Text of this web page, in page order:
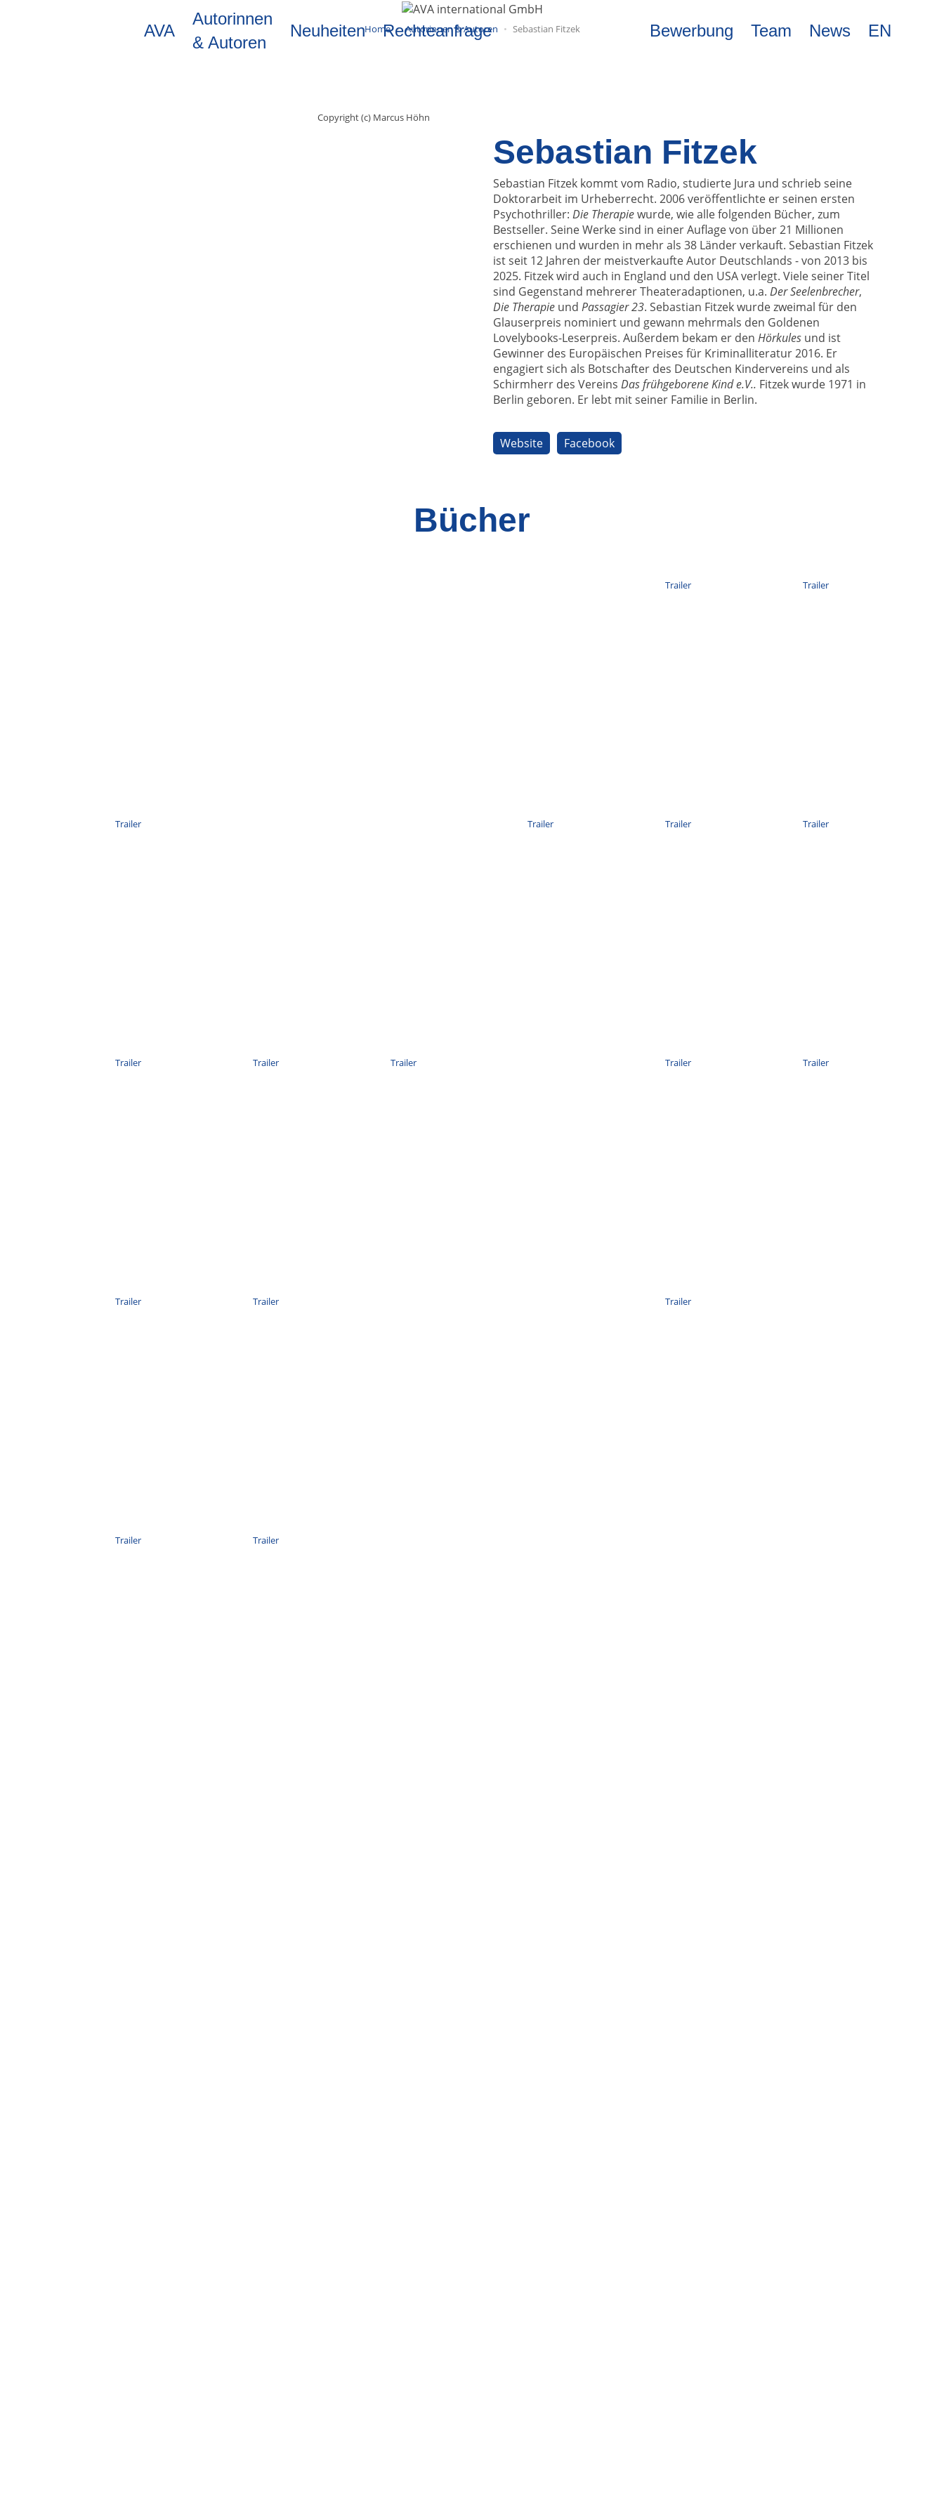
AVA
Autorinnen
& Autoren
Neuheiten Rechteanfrage Bewerbung Team News EN
Home Autorinnen & Autoren Sebastian Fitzek
Copyright (c) Marcus Höhn
Sebastian Fitzek
Sebastian Fitzek kommt vom Radio, studierte Jura und schrieb seine
Doktorarbeit im Urheberrecht. 2006 veröffentlichte er seinen ersten
Psychothriller: Die Therapiewurde, wie alle folgenden Bücher, zum
Bestseller. Seine Werke sind in einer Auflage von über 21 Millionen
erschienen und wurden in mehr als 38 Länder verkauft. Sebastian Fitzek
ist seit 12 Jahren der meistverkaufte Autor Deutschlands - von 2013 bis
2025. Fitzek wird auch in England und den USA verlegt. Viele seiner Titel
sind Gegenstand mehrerer Theateradaptionen, u.a. Der Seelenbrecher,
Die Therapie und Passagier 23. Sebastian Fitzek wurde zweimal für den
Glauserpreis nominiert und gewann mehrmals den Goldenen
Lovelybooks-Leserpreis. Außerdem bekam er den Hörkules und ist
Gewinner des Europäischen Preises für Kriminalliteratur 2016. Er
engagiert sich als Botschafter des Deutschen Kindervereins und als
Schirmherr des Vereins Das frühgeborene Kind e.V.. Fitzek wurde 1971 in
Berlin geboren. Er lebt mit seiner Familie in Berlin.
Website Facebook
Bücher
Trailer Trailer
Trailer Trailer Trailer Trailer
Trailer Trailer Trailer Trailer Trailer
Trailer Trailer Trailer
Trailer Trailer